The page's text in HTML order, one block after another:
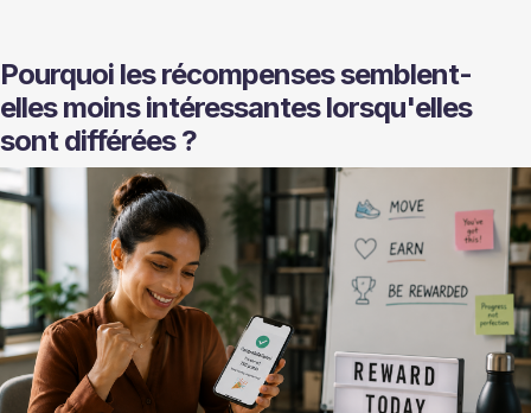
Pourquoi les récompenses semblent-
elles moins intéressantes lorsqu'elles
sont différées ?